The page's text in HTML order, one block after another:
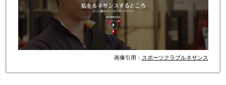
画像引用： スポーツクラブルネサンス